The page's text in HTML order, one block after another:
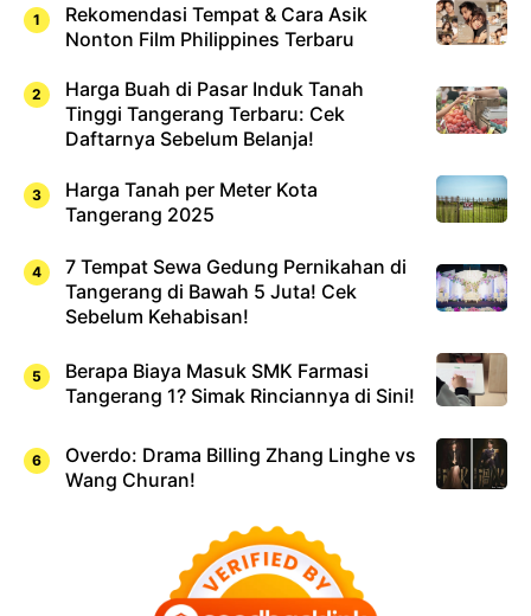
Rekomendasi Tempat & Cara Asik
Nonton Film Philippines Terbaru
Harga Buah di Pasar Induk Tanah
Tinggi Tangerang Terbaru: Cek
Daftarnya Sebelum Belanja!
Harga Tanah per Meter Kota
Tangerang 2025
7 Tempat Sewa Gedung Pernikahan di
Tangerang di Bawah 5 Juta! Cek
Sebelum Kehabisan!
Berapa Biaya Masuk SMK Farmasi
Tangerang 1? Simak Rinciannya di Sini!
Overdo: Drama Billing Zhang Linghe vs
Wang Churan!